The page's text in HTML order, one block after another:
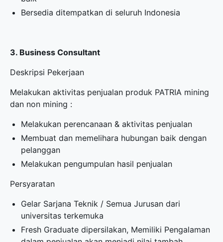
Bersedia ditempatkan di seluruh Indonesia
3. Business Consultant
Deskripsi Pekerjaan
Melakukan aktivitas penjualan produk PATRIA mining
dan non mining :
Melakukan perencanaan & aktivitas penjualan
Membuat dan memelihara hubungan baik dengan
pelanggan
Melakukan pengumpulan hasil penjualan
Persyaratan
Gelar Sarjana Teknik / Semua Jurusan dari
universitas terkemuka
Fresh Graduate dipersilakan, Memiliki Pengalaman